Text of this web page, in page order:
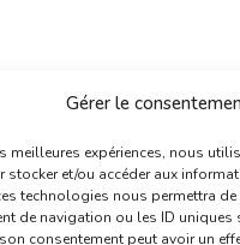
Gérer le
meilleures expériences, nous
stocker et/ou accéder aux
technologies nous permettra
de navigation ou les ID uniques
consentement peut avoir un